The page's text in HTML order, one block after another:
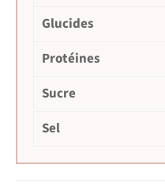
Glucides
Protéines
Sucre
Sel